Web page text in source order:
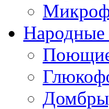
Народные
Поющие